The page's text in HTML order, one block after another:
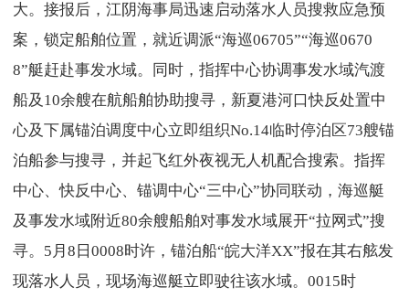
大。接报后，江阴海事局迅速启动落水人员搜救应急预
案，锁定船舶位置，就近调派“海巡06705”“海巡0670
8”艇赶赴事发水域。同时，指挥中心协调事发水域汽渡
船及10余艘在航船舶协助搜寻，新夏港河口快反处置中
心及下属锚泊调度中心立即组织No.14临时停泊区73艘锚
泊船参与搜寻，并起飞红外夜视无人机配合搜索。指挥
中心、快反中心、锚调中心“三中心”协同联动，海巡艇
及事发水域附近80余艘船舶对事发水域展开“拉网式”搜
寻。5月8日0008时许，锚泊船“皖大洋XX”报在其右舷发
现落水人员，现场海巡艇立即驶往该水域。0015时